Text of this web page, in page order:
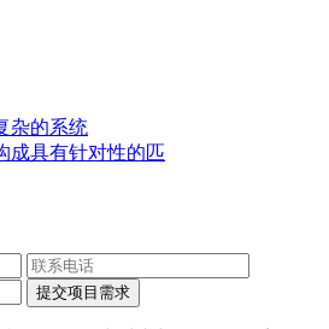
杂的系统
成具有针对性的匹